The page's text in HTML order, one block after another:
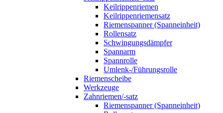
Keilrippenriemen
Keilrippenriemensatz
Riemenspanner (Spanneinheit)
Rollensatz
Schwingungsdämpfer
Spannarm
Spannrolle
Umlenk-/Führungsrolle
Riemenscheibe
Werkzeuge
Zahnriemen/-satz
Riemenspanner (Spanneinheit)